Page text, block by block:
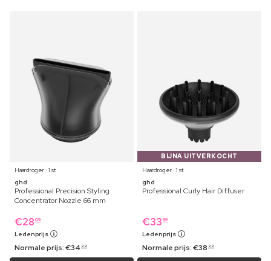
Haardroger ⋅ 1 st
ghd
Professional Precision Styling
Concentrator Nozzle 66 mm
€28 09
Ledenprijs
Normale prijs:€34 99
BIJNA UITVERKOCHT
Haardroger ⋅ 1 st
ghd
Professional Curly Hair Diffuser
€33 99
Ledenprijs
Normale prijs:€38 99